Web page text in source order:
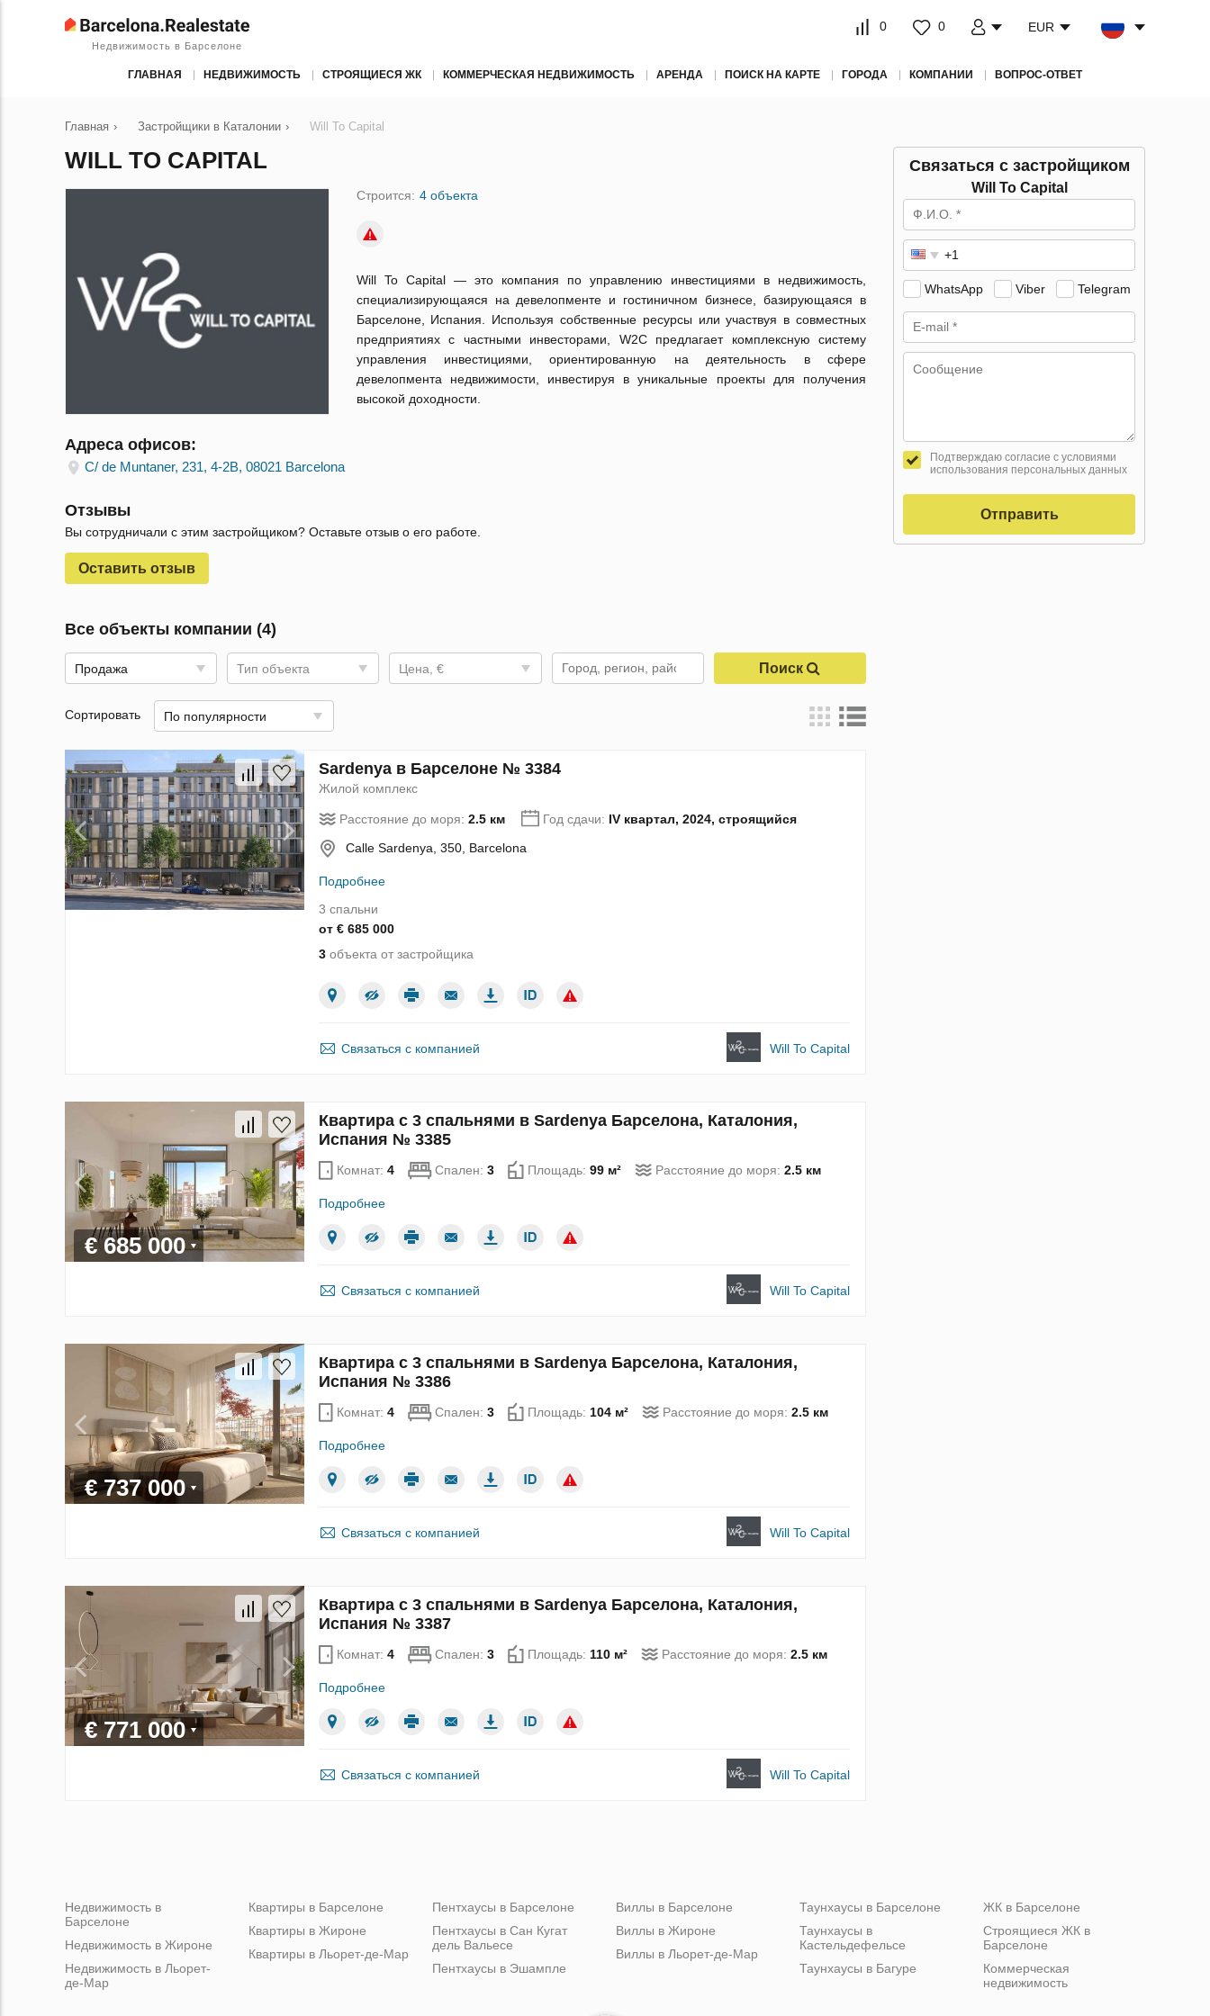
Недвижимость в Барселоне
0 0 EUR
ГЛАВНАЯ НЕДВИЖИМОСТЬ СТРОЯЩИЕСЯ ЖК КОММЕРЧЕСКАЯ НЕДВИЖИМОСТЬ АРЕНДА ПОИСК НА КАРТЕ ГОРОДА КОМПАНИИ ВОПРОС-ОТВЕТ
Главная › Застройщики в Каталонии › Will To Capital
WILL TO CAPITAL
Строится: 4 объекта
Will To Capital — это компания по управлению инвестициями в недвижимость,
специализирующаяся на девелопменте и гостиничном бизнесе, базирующаяся в
Барселоне, Испания. Используя собственные ресурсы или участвуя в совместных
предприятиях с частными инвесторами, W2C предлагает комплексную систему
управления инвестициями, ориентированную на деятельность в сфере
девелопмента недвижимости, инвестируя в уникальные проекты для получения
высокой доходности.
Адреса офисов:
C/ de Muntaner, 231, 4-2B, 08021 Barcelona
Отзывы
Вы сотрудничали с этим застройщиком? Оставьте отзыв о его работе.
Оставить отзыв
Все объекты компании (4)
Продажа Тип объекта Цена, € Поиск
Сортировать По популярности
Sardenya в Барселоне № 3384
Жилой комплекс
Расстояние до моря:2.5 км Год сдачи: IV квартал, 2024, строящийся
Calle Sardenya, 350, Barcelona
Подробнее
3 спальни
от € 685 000
3 объекта от застройщика
Связаться с компанией Will To Capital
€ 685 000
Квартира с 3 спальнями в Sardenya Барселона, Каталония,
Испания № 3385
Комнат:4 Спален:3 Площадь:99 м² Расстояние до моря:2.5 км
Подробнее
Связаться с компанией Will To Capital
€ 737 000
Квартира с 3 спальнями в Sardenya Барселона, Каталония,
Испания № 3386
Комнат:4 Спален:3 Площадь: 104 м² Расстояние до моря:2.5 км
Подробнее
Связаться с компанией Will To Capital
€ 771 000
Квартира с 3 спальнями в Sardenya Барселона, Каталония,
Испания № 3387
Комнат:4 Спален:3 Площадь: 110 м² Расстояние до моря:2.5 км
Подробнее
Связаться с компанией Will To Capital
Связаться с застройщиком
Will To Capital
WhatsApp Viber Telegram
Подтверждаю согласие с условиями
использования персональных данных
Отправить
Недвижимость в
Барселоне
Недвижимость в Жироне
Недвижимость в Льорет-
де-Мар
Квартиры в Барселоне
Квартиры в Жироне
Квартиры в Льорет-де-Мар
Пентхаусы в Барселоне
Пентхаусы в Сан Кугат
дель Вальесе
Пентхаусы в Эшампле
Виллы в Барселоне
Виллы в Жироне
Виллы в Льорет-де-Мар
Таунхаусы в Барселоне
Таунхаусы в
Кастельдефельсе
Таунхаусы в Багуре
ЖК в Барселоне
Строящиеся ЖК в
Барселоне
Коммерческая
недвижимость